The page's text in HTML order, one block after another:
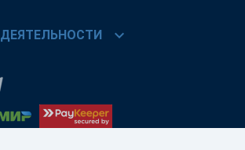
chevron_right